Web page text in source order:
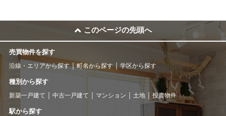
このページの先頭へ
売買物件を探す
沿線・エリアから探す 町名から探す 学区から探す
種別から探す
新築一戸建て 中古一戸建て マンション 土地 投資物件
駅から探す